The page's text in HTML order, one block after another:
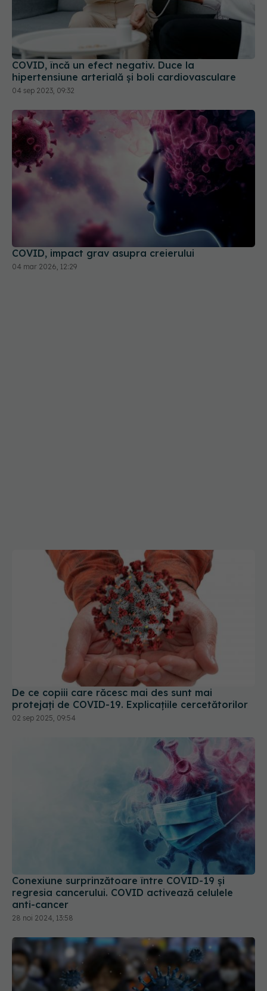
COVID, încă un efect negativ. Duce la
hipertensiune arterială și boli cardiovasculare
04 sep 2023, 09:32
COVID, impact grav asupra creierului
De ce copiii care răcesc mai des sunt mai
protejați de COVID-19. Explicațiile cercetătorilor
Conexiune surprinzătoare între COVID-19 și
regresia cancerului. COVID activează celulele
28 noi 2024, 13:58